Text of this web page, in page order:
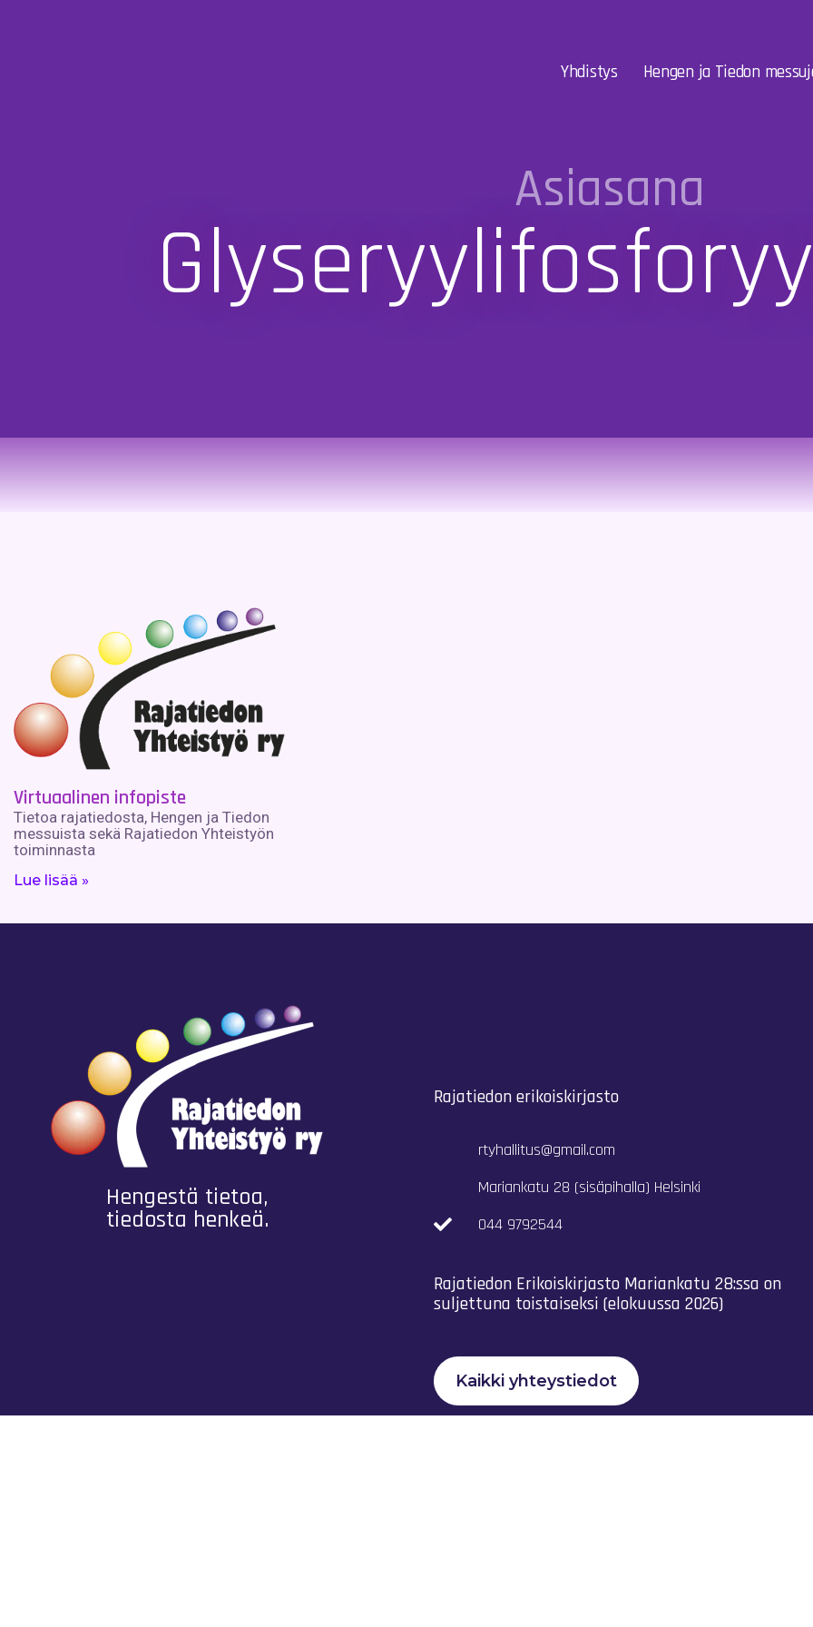
Yhdistys Hengen ja Tiedon
Asiasana
Virtuaalinen infopiste
Tietoa rajatiedosta, Hengen ja Tiedon
messuista sekä Rajatiedon Yhteistyön
toiminnasta
Lue lisää »
Hengestä tietoa,
tiedosta henkeä.
Rajatiedon erikoiskirjasto
rtyhallitus@gmail.com
Mariankatu 28 (sisäpihalla) Helsinki
044 9792544
Rajatiedon Erikoiskirjasto Mariankatu 28:ssa on
suljettuna toistaiseksi (elokuussa 2026)
Kaikki yhteystiedot